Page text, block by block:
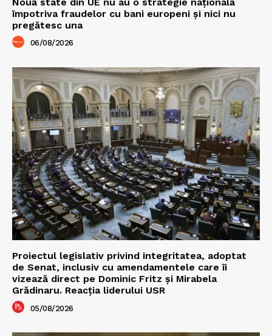
împotriva fraudelor cu bani europeni și nici nu
pregătesc una
06/08/2026
Proiectul legislativ privind integritatea, adoptat
de Senat, inclusiv cu amendamentele care îi
vizează direct pe Dominic Fritz și Mirabela
Grădinaru. Reacția liderului USR
05/08/2026